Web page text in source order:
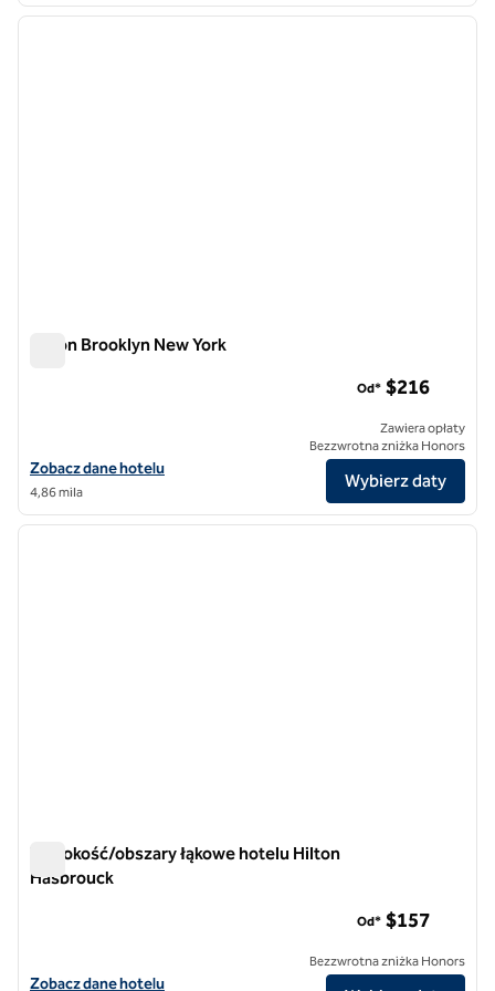
1 z 12
Hilton Brooklyn New York
Zobacz szczegóły hotelu Hilton Brooklyn New York
Zobacz dane hotelu
4,86 mila
Od* $216
Zawiera opłaty
Bezzwrotna zniżka Honors
Wybierz daty
1/12
1 z 12
Wysokość/obszary łąkowe hotelu Hilton
Hasbrouck
Zobacz szczegóły hotelu Hilton Hasbrouck Heights/Meadowlands
Zobacz dane hotelu
Od* $157
Bezzwrotna zniżka Honors